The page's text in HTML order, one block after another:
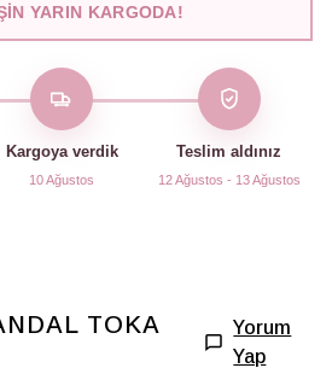
YARIN KARGODA!
Kargoya verdik
10 Ağustos
Teslim aldınız
12 Ağustos - 13 Ağustos
TOKA
Yorum
Yap